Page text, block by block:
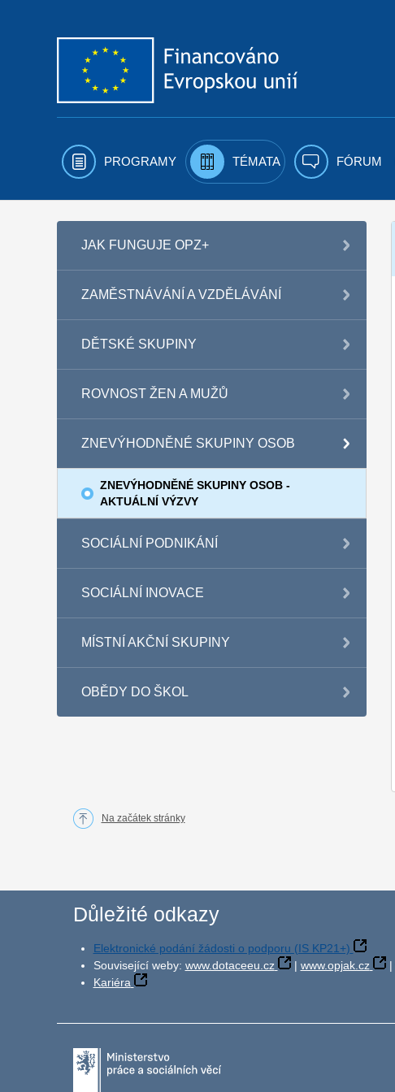
PROGRAMY TÉMATA FÓRUM
JAK FUNGUJE OPZ+
ZAMĚSTNÁVÁNÍ A VZDĚLÁVÁNÍ
DĚTSKÉ SKUPINY
ROVNOST ŽEN A MUŽŮ
ZNEVÝHODNĚNÉ SKUPINY OSOB
ZNEVÝHODNĚNÉ SKUPINY OSOB -
AKTUÁLNÍ VÝZVY
SOCIÁLNÍ PODNIKÁNÍ
SOCIÁLNÍ INOVACE
MÍSTNÍ AKČNÍ SKUPINY
OBĚDY DO ŠKOL
Na začátek stránky
Důležité odkazy
Elektronické podání žádosti o podporu (IS KP21+)
Související weby: www.dotaceeu.cz | www.opjak.cz |
Kariéra